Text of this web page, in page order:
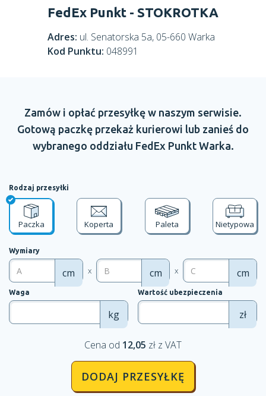
FedEx Punkt - STOKROTKA
Adres: ul. Senatorska 5a, 05-660 Warka
Kod Punktu: 048991
Zamów i opłać przesyłkę w naszym serwisie.
Gotową paczkę przekaż kurierowi lub zanieś do
wybranego oddziału FedEx Punkt Warka.
Rodzaj przesyłki
Paczka Koperta Paleta Nietypowa
Wymiary
cm x cm x cm
Waga
kg
Wartość ubezpieczenia
zł
Cena od 12,05 zł z VAT
DODAJ PRZESYŁKĘ